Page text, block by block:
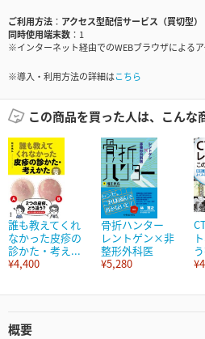
ご利用方法
アクセス型配信サービス（買切型）
同時使用端末数
1
※インターネット経由でのWEBブラウザによる
※導入・利用方法の詳細はこちら
この商品を買った人は、こんな
誰も教えてくれ
なかった皮疹の
診かた・考え...
¥4,400
骨折ハンター
レントゲン×非
整形外科医
¥5,280
概要